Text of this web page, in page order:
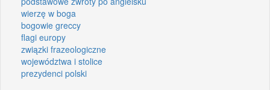
wierzę w boga
bogowie greccy
flagi europy
związki frazeologiczne
województwa i stolice
prezydenci polski